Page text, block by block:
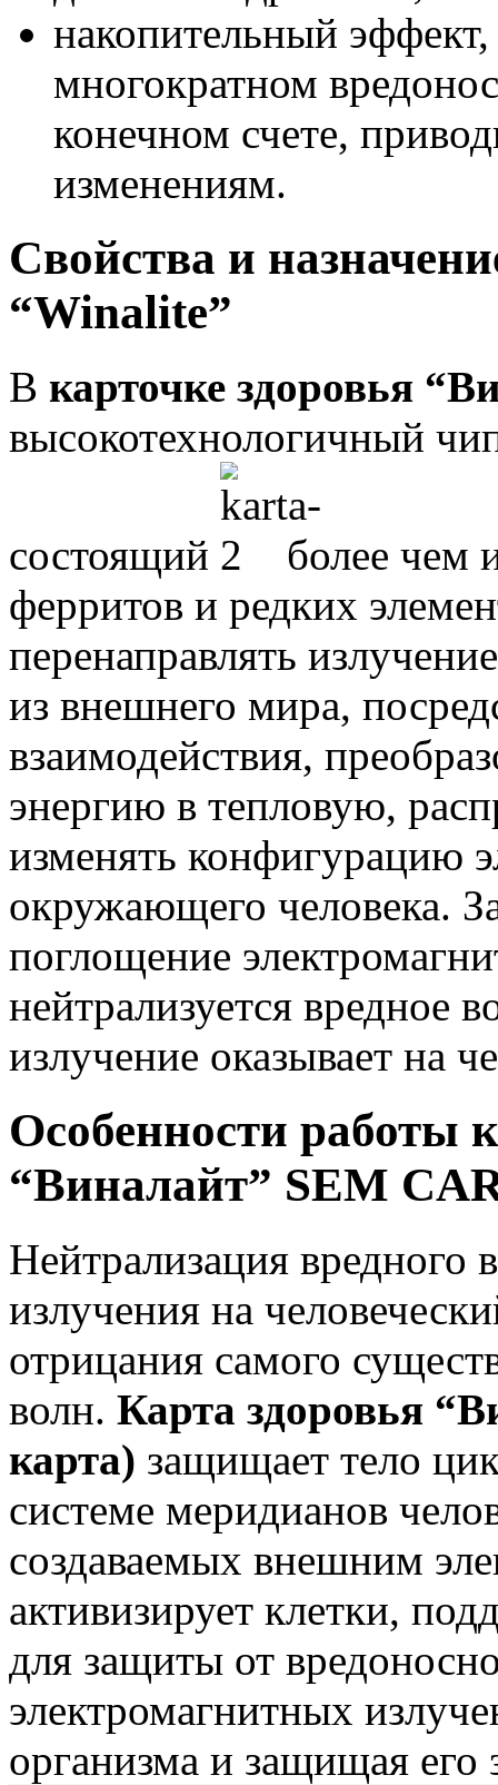
накопительный
многократном
конечном счете,
изменениям.
Свойства и
“Winalite”
В карточке здоровья
высокотехнологичный
состоящий
более чем
ферритов и редких
перенаправлять
из внешнего мира,
взаимодействия,
энергию в тепловую,
изменять конфигурацию
окружающего человека.
поглощение
нейтрализуется вредное
излучение оказывает на
Особенности работы
“Виналайт” SEM
Нейтрализация вредного
излучения на
отрицания самого
волн. Карта здоровья
карта) защищает тело
системе меридианов
создаваемых внешним
активизирует клетки,
для защиты от
электромагнитных
организма и защищая его